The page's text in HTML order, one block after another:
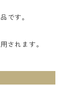
です。
されます。